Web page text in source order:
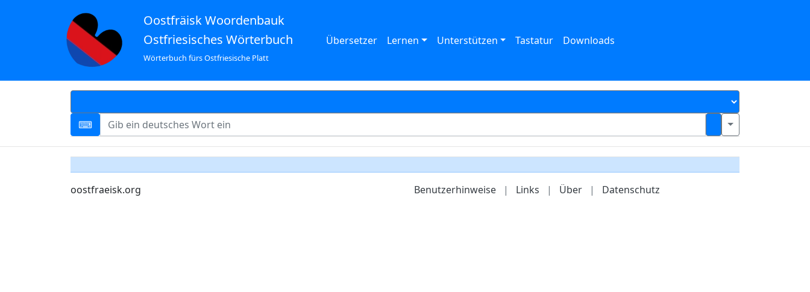
Oostfräisk Woordenbauk
Ostfriesisches Wörterbuch
Wörterbuch fürs Ostfriesische Platt
Übersetzer Lernen Unterstützen Tastatur Downloads
oostfraeisk.org Benutzerhinweise | Links | Über | Datenschutz